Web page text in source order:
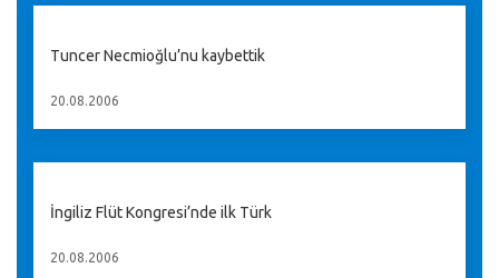
Tuncer Necmioğlu’nu kaybettik
20.08.2006
İngiliz Flüt Kongresi’nde ilk Türk
20.08.2006